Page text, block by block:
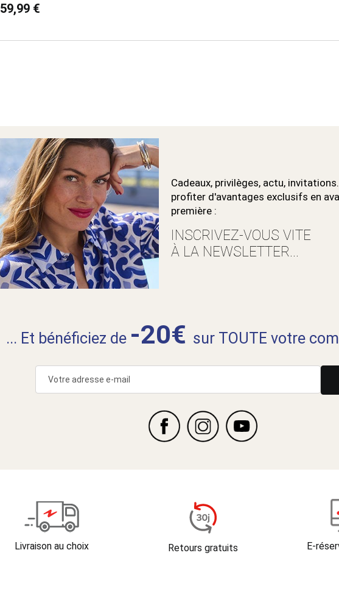
59,99 €
Cadeaux, privilèges, actu,
profiter d'avantages exclusifs en
première :
INSCRIVEZ-VOUS VITE
À LA NEWSLETTER...
... Et bénéficiez de -20€ sur TOUTE votre
Livraison au choix Retours gratuits E-